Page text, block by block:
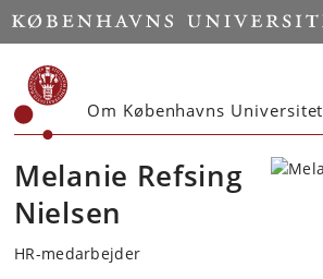
Start
Om Københavns Universitet
Melanie Refsing
Nielsen
HR-medarbejder